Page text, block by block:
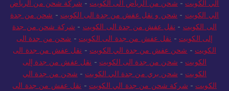
الي الكويت-شحن من الرياض الى الكويت-شركة شحن من الرياض
الي الكويت-شحن و نقل عفش من جدة الى الكويت-شحن من جدة
الى الكويت- نقل عفش من جدة الى الكويت- شركة شحن من جدة
إلى الكويت -نقل عفش من جدة الى الكويت-شحن من جدة الى
الكويت-شحن عفش من جدة الي الكويت-نقل عفش من جدة الى
الكويت-شحن من جدة الى الكويت -نقل عفش من جدة إلى
الكويت-شحن بري من جدة الي الكويت-شحن من جدة الي
الكويت-شركة شحن من جدة الي الكويت -نقل عفش من جدة الى